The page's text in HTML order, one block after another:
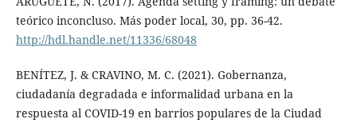
teórico inconcluso. Más poder local, 30, pp. 36-42.
http://hdl.handle.net/11336/68048
BENÍTEZ, J. & CRAVINO, M. C. (2021). Gobernanza,
ciudadanía degradada e informalidad urbana en la
respuesta al COVID-19 en barrios populares de la Ciudad